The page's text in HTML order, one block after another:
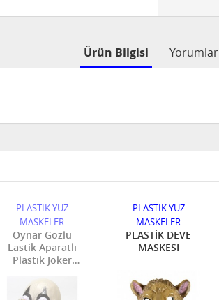
Ürün Bilgisi Yorumlar
PLASTİK YÜZ
MASKELER
Oynar Gözlü
Lastik Aparatlı
Plastik Joker
Maskesi
PLASTİK YÜZ
MASKELER
PLASTİK DEVE
MASKESİ